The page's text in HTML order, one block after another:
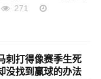
赛总比分扳为2–2。
响的那一刻，马刺
271
刺打得像赛季生死
没找到赢球的办法